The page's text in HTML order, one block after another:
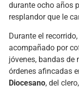
durante ocho años
resplandor que le
Durante el recorrido,
acompañado por
jóvenes, bandas de
órdenes afincadas
Diocesano, del